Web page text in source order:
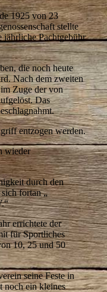
1925 von 23
stellte
jährliche Pachtgebühr
die noch heute
Nach dem zweiten
Zuge der von
Das
entzogen werden.
wieder
durch den
fortan „
errichtete der
für Sportliches
10, 25 und 50
seine Feste in
noch ein kleines